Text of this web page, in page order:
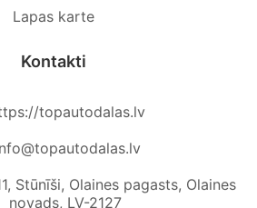
Lapas karte
Kontakti
topautodalas.lv
Stūnīši, Olaines pagasts, Olaines
novads, LV-2127